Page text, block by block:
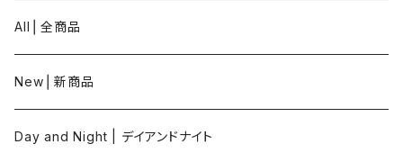
All⎪全商品
New⎪新商品
Day and Night | デイアンドナイト